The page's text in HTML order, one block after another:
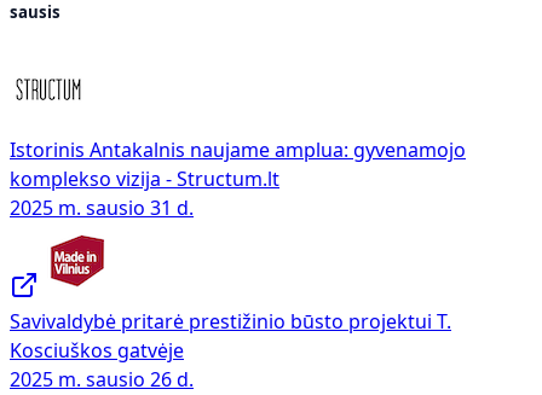
sausis
Istorinis Antakalnis naujame amplua: gyvenamojo
komplekso vizija - Structum.lt
2025 m. sausio 31 d.
Savivaldybė pritarė prestižinio būsto projektui T.
Kosciuškos gatvėje
2025 m. sausio 26 d.